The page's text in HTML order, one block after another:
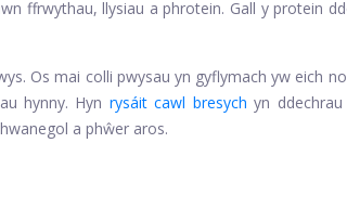
ffrwythau, llysiau a phrotein. Gall y protein
Os mai colli pwysau yn gyflymach yw eich
hynny. Hyn rysáit cawl bresych yn
a phŵer aros.